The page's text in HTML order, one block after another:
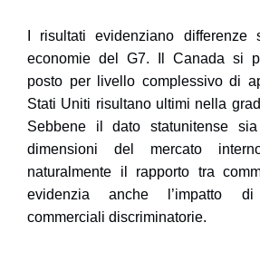
I risultati evidenziano differenze
economie del G7. Il Canada si
posto per livello complessivo di
Stati Uniti risultano ultimi nella
Sebbene il dato statunitense
dimensioni del mercato
naturalmente il rapporto tra
evidenzia anche l’impatto
commerciali discriminatorie.